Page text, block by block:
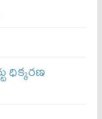
ధిక్కరణ